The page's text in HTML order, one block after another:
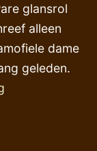
glansrol
alleen
dame
geleden.